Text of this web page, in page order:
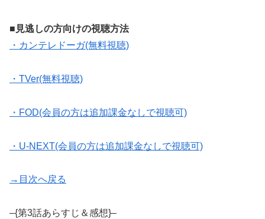
■見逃しの方向けの視聴方法
・カンテレドーガ(無料視聴)
・TVer(無料視聴)
・FOD(会員の方は追加課金なしで視聴可)
・U-NEXT(会員の方は追加課金なしで視聴可)
→目次へ戻る
–{第3話あらすじ＆感想}–